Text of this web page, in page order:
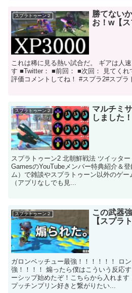
スプラトゥーン２
勝てない
お！w【ス
これは稀に見る熱い試合だ。 ギアは人
す ■Twitter： ■前回： ■次回： 見てく
評価コメントしてね！ #スプラ2#スプラ
スプラトゥーン２
マルチミ
しました
スプラトゥーン2 北朝鮮戦法 ツイッタ
GamesのYouTubeメンバー特典紹介＆
ム）で雑談やスプラトゥーン以外のゲー
（アプリなしでも見...
スプラトゥーン２
この武器
【スプラ
ガロンベッチュー最強！！！！！！ ロ
強！！！！ 煽ったら僕はこういう反応
ーシップ始めたぞ！こちらから入れま
プッチンプリン好きと繋がりたい...